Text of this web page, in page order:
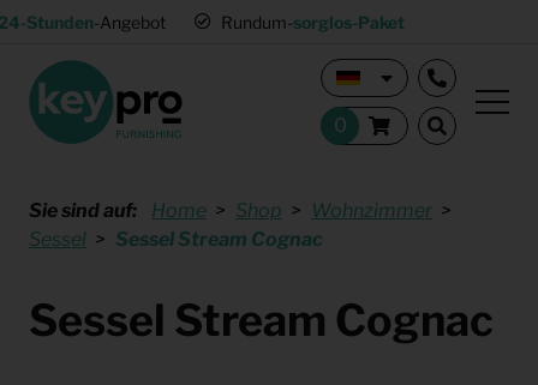
Stunden-Angebot Rundum-sorglos-Paket
Sie sind auf: Home Shop
Wohnzimmer
Sessel
Sessel Stream Cognac
Sessel Stream Cognac